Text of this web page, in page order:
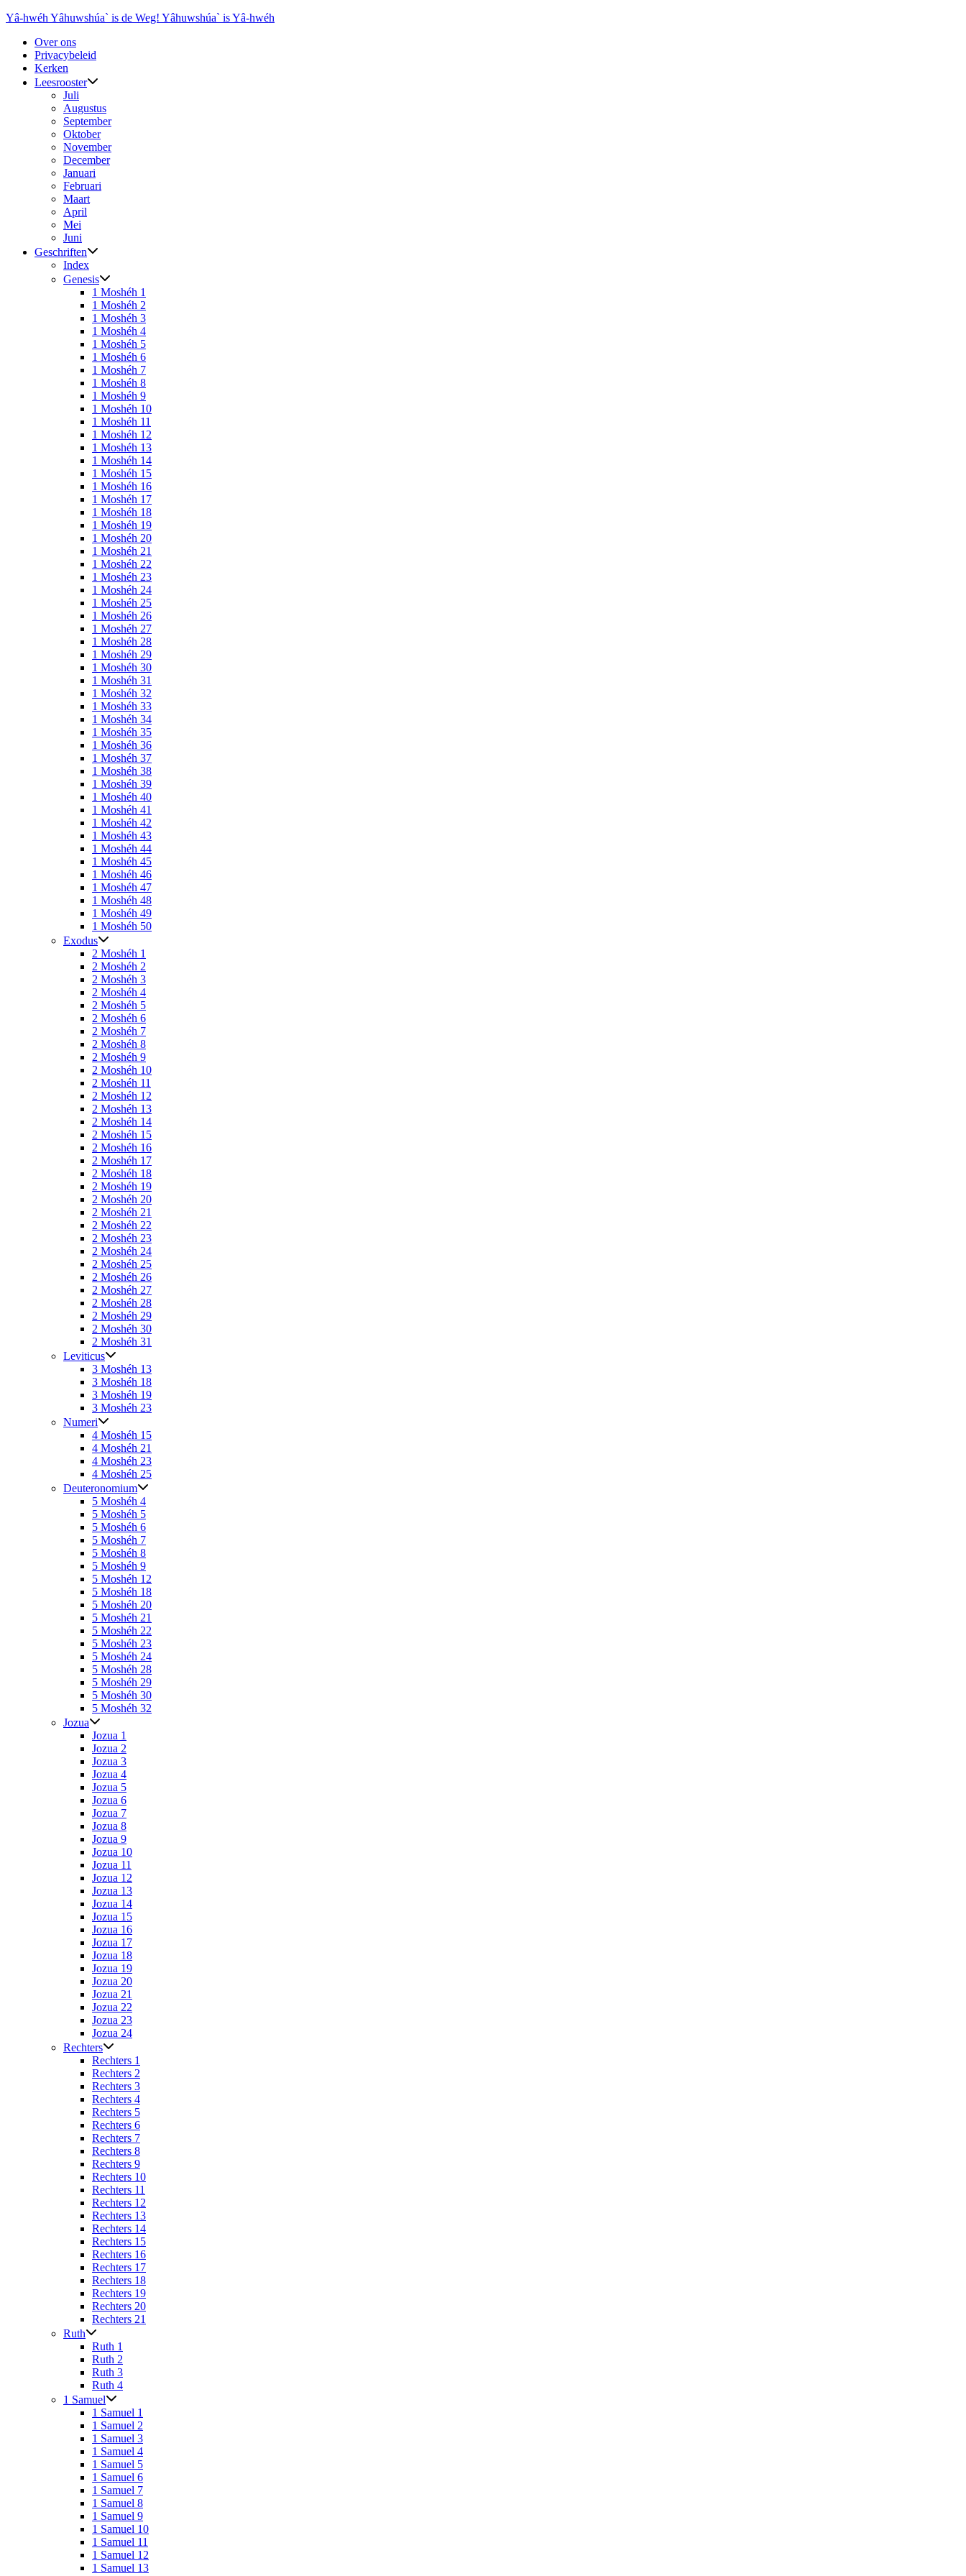
Ga
inhoud
Yâ-hwéh Yâhuwshúa` is de Weg! Yâhuwshúa` is Yâ-hwéh
Over ons
Privacybeleid
Kerken
Leesrooster
Juli
Augustus
September
Oktober
November
December
Januari
Februari
Maart
April
Mei
Juni
Geschriften
Index
Genesis
1 Moshéh 1
1 Moshéh 2
1 Moshéh 3
1 Moshéh 4
1 Moshéh 5
1 Moshéh 6
1 Moshéh 7
1 Moshéh 8
1 Moshéh 9
1 Moshéh 10
1 Moshéh 11
1 Moshéh 12
1 Moshéh 13
1 Moshéh 14
1 Moshéh 15
1 Moshéh 16
1 Moshéh 17
1 Moshéh 18
1 Moshéh 19
1 Moshéh 20
1 Moshéh 21
1 Moshéh 22
1 Moshéh 23
1 Moshéh 24
1 Moshéh 25
1 Moshéh 26
1 Moshéh 27
1 Moshéh 28
1 Moshéh 29
1 Moshéh 30
1 Moshéh 31
1 Moshéh 32
1 Moshéh 33
1 Moshéh 34
1 Moshéh 35
1 Moshéh 36
1 Moshéh 37
1 Moshéh 38
1 Moshéh 39
1 Moshéh 40
1 Moshéh 41
1 Moshéh 42
1 Moshéh 43
1 Moshéh 44
1 Moshéh 45
1 Moshéh 46
1 Moshéh 47
1 Moshéh 48
1 Moshéh 49
1 Moshéh 50
Exodus
2 Moshéh 1
2 Moshéh 2
2 Moshéh 3
2 Moshéh 4
2 Moshéh 5
2 Moshéh 6
2 Moshéh 7
2 Moshéh 8
2 Moshéh 9
2 Moshéh 10
2 Moshéh 11
2 Moshéh 12
2 Moshéh 13
2 Moshéh 14
2 Moshéh 15
2 Moshéh 16
2 Moshéh 17
2 Moshéh 18
2 Moshéh 19
2 Moshéh 20
2 Moshéh 21
2 Moshéh 22
2 Moshéh 23
2 Moshéh 24
2 Moshéh 25
2 Moshéh 26
2 Moshéh 27
2 Moshéh 28
2 Moshéh 29
2 Moshéh 30
2 Moshéh 31
Leviticus
3 Moshéh 13
3 Moshéh 18
3 Moshéh 19
3 Moshéh 23
Numeri
4 Moshéh 15
4 Moshéh 21
4 Moshéh 23
4 Moshéh 25
Deuteronomium
5 Moshéh 4
5 Moshéh 5
5 Moshéh 6
5 Moshéh 7
5 Moshéh 8
5 Moshéh 9
5 Moshéh 12
5 Moshéh 18
5 Moshéh 20
5 Moshéh 21
5 Moshéh 22
5 Moshéh 23
5 Moshéh 24
5 Moshéh 28
5 Moshéh 29
5 Moshéh 30
5 Moshéh 32
Jozua
Jozua 1
Jozua 2
Jozua 3
Jozua 4
Jozua 5
Jozua 6
Jozua 7
Jozua 8
Jozua 9
Jozua 10
Jozua 11
Jozua 12
Jozua 13
Jozua 14
Jozua 15
Jozua 16
Jozua 17
Jozua 18
Jozua 19
Jozua 20
Jozua 21
Jozua 22
Jozua 23
Jozua 24
Rechters
Rechters 1
Rechters 2
Rechters 3
Rechters 4
Rechters 5
Rechters 6
Rechters 7
Rechters 8
Rechters 9
Rechters 10
Rechters 11
Rechters 12
Rechters 13
Rechters 14
Rechters 15
Rechters 16
Rechters 17
Rechters 18
Rechters 19
Rechters 20
Rechters 21
Ruth
Ruth 1
Ruth 2
Ruth 3
Ruth 4
1 Samuel
1 Samuel 1
1 Samuel 2
1 Samuel 3
1 Samuel 4
1 Samuel 5
1 Samuel 6
1 Samuel 7
1 Samuel 8
1 Samuel 9
1 Samuel 10
1 Samuel 11
1 Samuel 12
1 Samuel 13